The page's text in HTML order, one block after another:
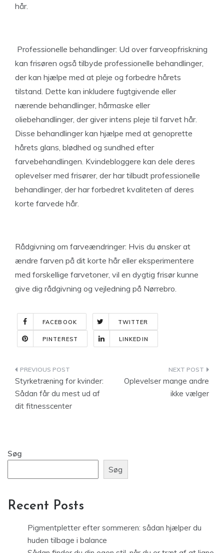
hår.
Professionelle behandlinger: Ud over farveopfriskning
kan frisøren også tilbyde professionelle behandlinger,
der kan hjælpe med at pleje og forbedre hårets
tilstand. Dette kan inkludere fugtgivende eller
nærende behandlinger, hårmaske eller
oliebehandlinger, der giver intens pleje til farvet hår.
Disse behandlinger kan hjælpe med at genoprette
hårets glans, blødhed og sundhed efter
farvebehandlingen. Kvindebloggere kan dele deres
oplevelser med frisører, der har tilbudt professionelle
behandlinger, der har forbedret kvaliteten af deres
korte farvede hår.
Rådgivning om farveændringer: Hvis du ønsker at
ændre farven på dit korte hår eller eksperimentere
med forskellige farvetoner, vil en dygtig frisør kunne
give dig rådgivning og vejledning på Nørrebro.
FACEBOOK TWITTER
PINTEREST LINKEDIN
Indlægsnavigation
Styrketræning for kvinder:
Sådan får du mest ud af
dit fitnesscenter
Oplevelser mange andre
ikke vælger
Søg
Søg
Recent Posts
Pigmentpletter efter sommeren: sådan hjælper du
huden tilbage i balance